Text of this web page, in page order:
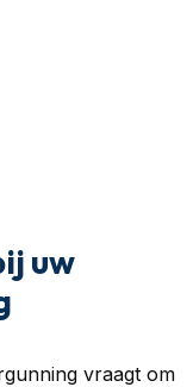
uw
vraagt om